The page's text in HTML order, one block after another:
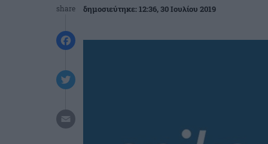
share δημοσιεύτηκε:12:36, 30 Ιουλίου 2019